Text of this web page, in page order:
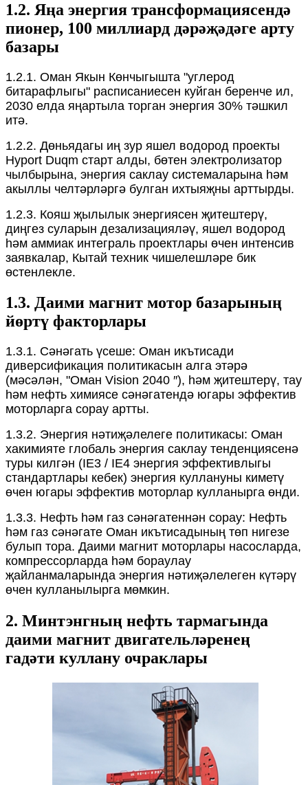
1.2. Яңа энергия трансформациясендә
пионер, 100 миллиард дәрәҗәдәге арту
базары
1.2.1. Оман Якын Көнчыгышта "углерод
битарафлыгы" расписаниесен куйган беренче ил,
2030 елда яңартыла торган энергия 30% тәшкил
итә.
1.2.2. Дөньядагы иң зур яшел водород проекты
Hyport Duqm старт алды, бөтен электролизатор
чылбырына, энергия саклау системаларына һәм
акыллы челтәрләргә булган ихтыяҗны арттырды.
1.2.3. Кояш җылылык энергиясен җитештерү,
диңгез суларын дезализацияләү, яшел водород
һәм аммиак интеграль проектлары өчен интенсив
заявкалар, Кытай техник чишелешләре бик
өстенлекле.
1.3. Даими магнит мотор базарының
йөртү факторлары
1.3.1. Сәнәгать үсеше: Оман икътисади
диверсификация политикасын алга этәрә
(мәсәлән, "Оман Vision 2040 ″), һәм җитештерү, тау
һәм нефть химиясе сәнәгатендә югары эффектив
моторларга сорау артты.
1.3.2. Энергия нәтиҗәлелеге политикасы: Оман
хакимияте глобаль энергия саклау тенденциясенә
туры килгән (IE3 / IE4 энергия эффективлыгы
стандартлары кебек) энергия куллануны киметү
өчен югары эффектив моторлар кулланырга өнди.
1.3.3. Нефть һәм газ сәнәгатеннән сорау: Нефть
һәм газ сәнәгате Оман икътисадының төп нигезе
булып тора. Даими магнит моторлары насосларда,
компрессорларда һәм бораулау
җайланмаларында энергия нәтиҗәлелеген күтәрү
өчен кулланылырга мөмкин.
2. Минтэнгның нефть тармагында
даими магнит двигательләренең
гадәти куллану очраклары